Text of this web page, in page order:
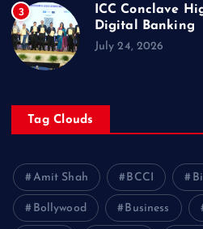
3
ICC Conclave
Digital Banking
July 24, 2026
Tag Clouds
Amit Shah BCCI
Bollywood Business